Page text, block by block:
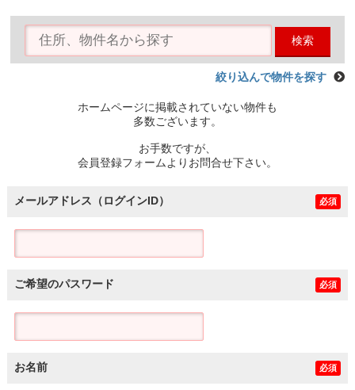
検索
絞り込んで物件を探す
ホームページに掲載されていない物件も
多数ございます。
お手数ですが、
会員登録フォームよりお問合せ下さい。
メールアドレス（ログインID） 必須
ご希望のパスワード 必須
お名前 必須